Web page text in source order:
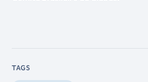
TAGS